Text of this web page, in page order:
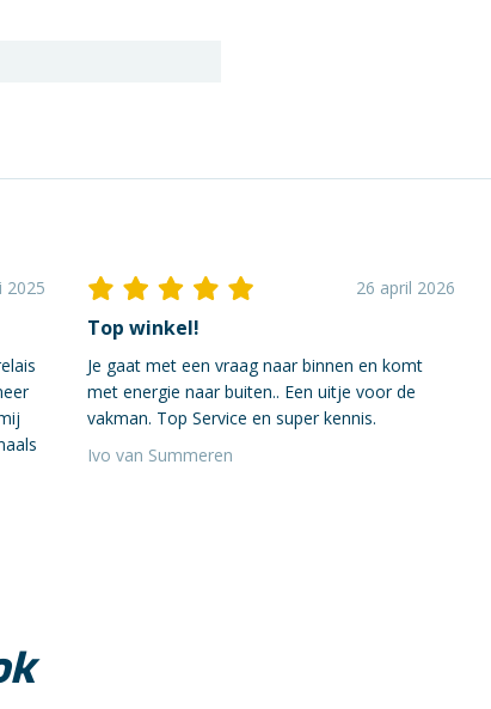
2025 26 april 2026
Top winkel!
Je gaat met een vraag naar binnen en komt
met energie naar buiten.. Een uitje voor de
vakman. Top Service en super kennis.
Ivo van Summeren